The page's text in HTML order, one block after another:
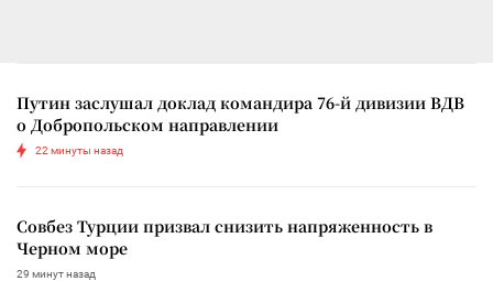
Путин заслушал доклад командира 76-й дивизии ВДВ
о Добропольском направлении
22 минуты назад
Совбез Турции призвал снизить напряженность в
Черном море
29 минут назад